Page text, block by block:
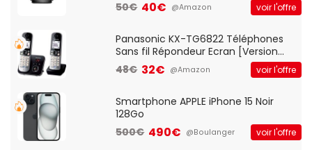
d'accès et Bridge, contrôle Parental,
50€ 40€ @Amazon voir l'offre
Panasonic KX-TG6822 Téléphones
Sans fil Répondeur Ecran [Version
Française]
48€ 32€ @Amazon voir l'offre
Smartphone APPLE iPhone 15 Noir
128Go
500€ 490€ @Boulanger voir l'offre